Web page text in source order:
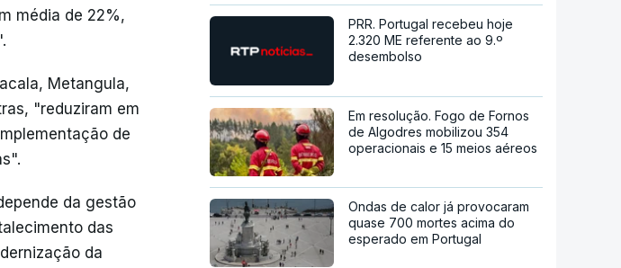
média de 22%,
Metangula,
"reduziram em
de
da gestão
das
da
PRR. Portugal recebeu hoje
2.320 ME referente ao 9.º
desembolso
Em resolução. Fogo de Fornos
de Algodres mobilizou 354
operacionais e 15 meios aéreos
Ondas de calor já provocaram
quase 700 mortes acima do
esperado em Portugal